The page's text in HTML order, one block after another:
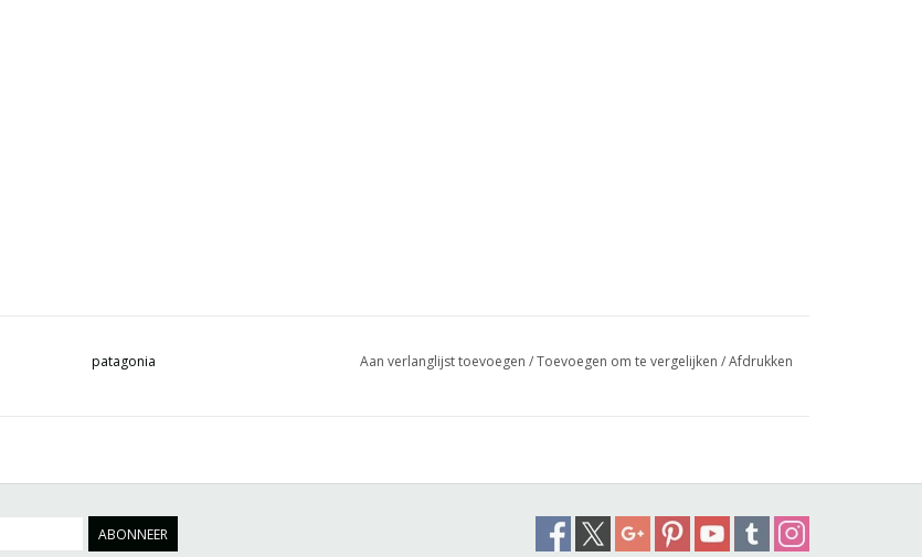
patagonia Aan verlanglijst toevoegen /Toevoegen om te vergelijken /Afdrukken
ABONNEER